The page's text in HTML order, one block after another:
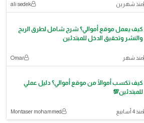
منذ شهرين ali sedek
كيف يعمل موقع أموالي؟ شرح شامل لطرق الربح
والنشر وتحقيق الدخل للمبتدئين
منذ شهر Omar
كيف تكسب أموالًا من موقع أموالي؟ دليل عملي
للمبتدئين💯
منذ 4 أسابيع Montaser mohammed